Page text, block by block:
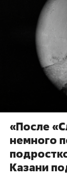
«После
немного
Казани